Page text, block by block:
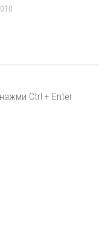
Ctrl + Enter